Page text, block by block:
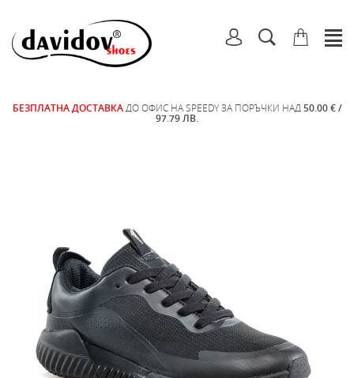
БЕЗПЛАТНА ДОСТАВКА ДО ОФИС НА SPEEDY ЗА ПОРЪЧКИ НАД 50.00 € /
97.79 ЛВ.